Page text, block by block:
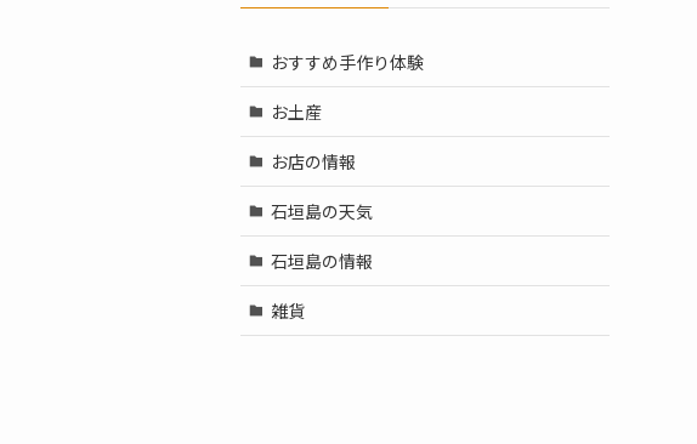
おすすめ手作り体験
お土産
お店の情報
石垣島の天気
石垣島の情報
雑貨